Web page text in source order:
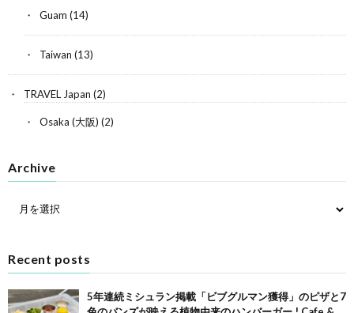
Guam (14)
Taiwan (13)
TRAVEL Japan (2)
Osaka (大阪) (2)
Archive
Recent posts
5年連続ミシュラン掲載「ビブグルマン獲得」のピザと7